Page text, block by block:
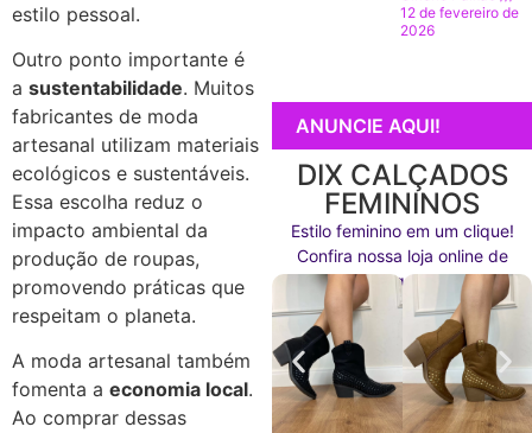
estilo pessoal.
Outro ponto importante é
a sustentabilidade. Muitos
fabricantes de moda
artesanal utilizam materiais
ecológicos e sustentáveis.
Essa escolha reduz o
impacto ambiental da
produção de roupas,
promovendo práticas que
respeitam o planeta.
A moda artesanal também
fomenta a economia local.
Ao comprar dessas
12 de fevereiro de
2026
ANUNCIE AQUI!
DIX CALÇADOS
FEMININOS
Estilo feminino em um clique!
Confira nossa loja online de
calçados agora mesmo!